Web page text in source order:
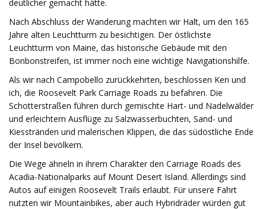
deutlicher gemacht hätte.
Nach Abschluss der Wanderung machten wir Halt, um den 165
Jahre alten Leuchtturm zu besichtigen. Der östlichste
Leuchtturm von Maine, das historische Gebäude mit den
Bonbonstreifen, ist immer noch eine wichtige Navigationshilfe.
Als wir nach Campobello zurückkehrten, beschlossen Ken und
ich, die Roosevelt Park Carriage Roads zu befahren. Die
Schotterstraßen führen durch gemischte Hart- und Nadelwälder
und erleichtern Ausflüge zu Salzwasserbuchten, Sand- und
Kiesstränden und malerischen Klippen, die das südöstliche Ende
der Insel bevölkern.
Die Wege ähneln in ihrem Charakter den Carriage Roads des
Acadia-Nationalparks auf Mount Desert Island. Allerdings sind
Autos auf einigen Roosevelt Trails erlaubt. Für unsere Fahrt
nutzten wir Mountainbikes, aber auch Hybridräder würden gut